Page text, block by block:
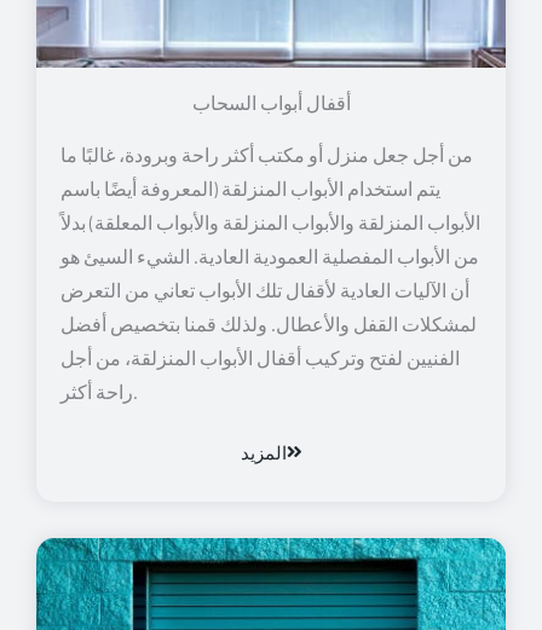
أقفال أبواب السحاب
من أجل جعل منزل أو مكتب أكثر راحة وبرودة، غالبًا ما
يتم استخدام الأبواب المنزلقة (المعروفة أيضًا باسم
الأبواب المنزلقة والأبواب المنزلقة والأبواب المعلقة) بدلاً
من الأبواب المفصلية العمودية العادية. الشيء السيئ هو
أن الآليات العادية لأقفال تلك الأبواب تعاني من التعرض
لمشكلات القفل والأعطال. ولذلك قمنا بتخصيص أفضل
الفنيين لفتح وتركيب أقفال الأبواب المنزلقة، من أجل
راحة أكثر.
المزيد